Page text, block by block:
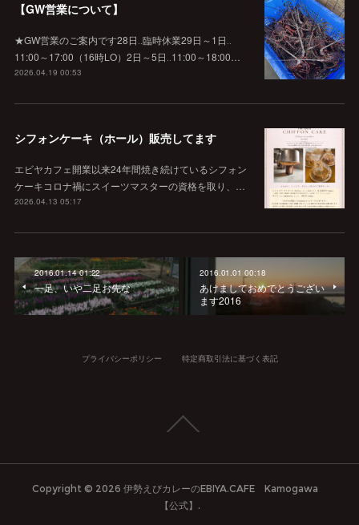
【GW営業について】
★GW営業のご案内です28日‥臨時休業29日～1日‥
11:00～17:00（16時LO）2日～5日‥11:00～18:00…
2026.04.19 00:53
シフォンケーキ（ホール）販売してます
エビヤカフェ開業以来24年間焼き続けているシフォン
ケーキコロナ禍にスイーツマスターの資格を取り、…
2026.04.13 05:17
2016.01.14 01:22
一足、いや二足お先な
2016.01.01 00:18
あけましておめでとうござい
ます2016
プライバシーポリシー 特定商取引法に基づく表記
Copyright © 2026 伊勢えびカレーのEBIYA.CAFE Kamogawa
【公式】 .